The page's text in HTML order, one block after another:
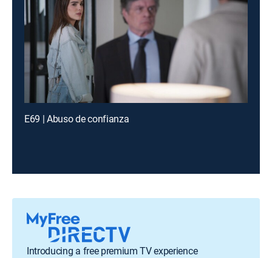
E69 | Abuso de confianza
Introducing a free premium TV experience